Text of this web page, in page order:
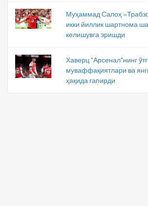
Муҳаммад Салоҳ
икки йиллик шартнома
келишувга эришди
Хаверц "Арсенал"нинг
муваффақиятлари ва
ҳақида гапирди